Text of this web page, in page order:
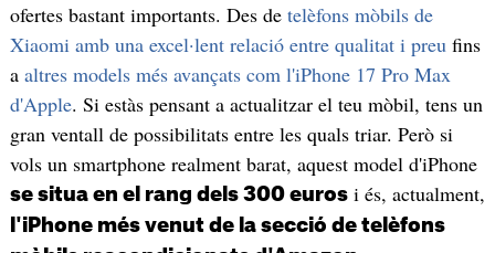
ofertes bastant importants. Des de telèfons mòbils de
Xiaomi amb una excel·lent relació entre qualitat i preufins
a altres models més avançats com l'iPhone 17 Pro Max
d'Apple. Si estàs pensant a actualitzar el teu mòbil, tens un
gran ventall de possibilitats entre les quals triar. Però si
vols un smartphone realment barat, aquest model d'iPhone
se situa en el rang dels 300 eurosi és, actualment,
l'iPhone més venut de la secció de telèfons